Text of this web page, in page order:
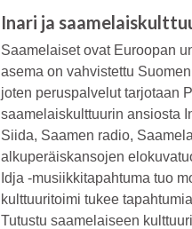
Inari ja
Saamelaiset ovat Euroopan
asema on vahvistettu
joten peruspalvelut tarjotaan
saamelaiskulttuurin ansiosta
Siida, Saamen radio,
alkuperäiskansojen
Idja -musiikkitapahtuma tuo
kulttuuritoimi tukee
Tutustu saamelaiseen